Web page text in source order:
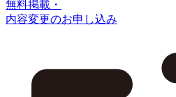
無料掲載・
内容変更のお申し込み